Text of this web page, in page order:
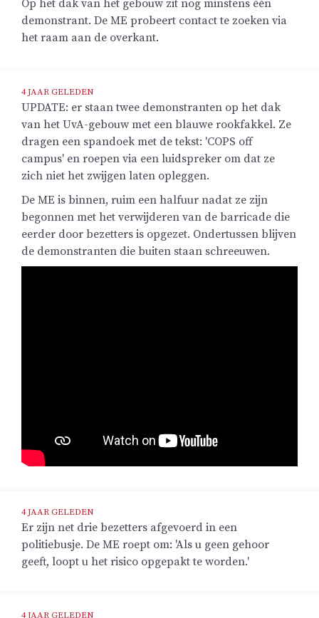
Op het dak van het gebouw zit nog minstens één
demonstrant. De ME probeert contact te zoeken via
het raam aan de overkant.
4 JAAR GELEDEN
UPDATE: er staan twee demonstranten op het dak
van het UvA-gebouw met een blauwe rookfakkel. Ze
dragen een spandoek met de tekst: 'COPS off
campus' en roepen via een luidspreker om dat ze
zich niet het zwijgen laten opleggen.
De ME is binnen, ruim een halfuur nadat ze zijn
begonnen met het verwijderen van de barricade die
eerder door bezetters is opgezet. Ondertussen blijven
de demonstranten die buiten staan schreeuwen.
4 JAAR GELEDEN
Er zijn net drie bezetters afgevoerd in een
politiebusje. De ME roept om: 'Als u geen gehoor
geeft, loopt u het risico opgepakt te worden.'
4 JAAR GELEDEN